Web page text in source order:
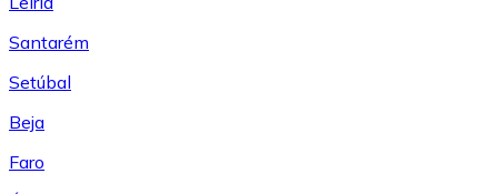
Santarém
Setúbal
Beja
Faro